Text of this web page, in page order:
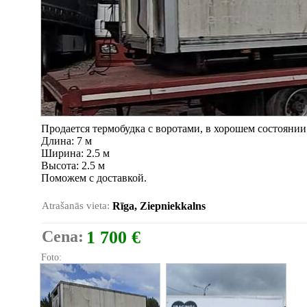
Продается термобудка с воротами, в хорошем
Длина: 7 м
Ширина: 2.5 м
Высота: 2.5 м
Поможем с доставкой.
Atrašanās vieta: Rīga, Ziepniekkalns
Cena: 1 700 €
Foto: